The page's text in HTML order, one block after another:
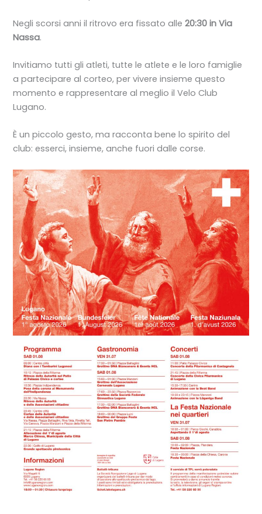
Negli scorsi anni il ritrovo era fissato alle20:30 in Via
Nassa.
Invitiamo tutti gli atleti, tutte le atlete e le loro famiglie
a partecipare al corteo, per vivere insieme questo
momento e rappresentare al meglio il Velo Club
Lugano.
È un piccolo gesto, ma racconta bene lo spirito del
club: esserci, insieme, anche fuori dalle corse.